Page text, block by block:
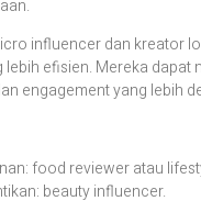
influencer dan kreator
lebih efisien. Mereka dapat
engagement yang lebih
food reviewer atau
beauty influencer.